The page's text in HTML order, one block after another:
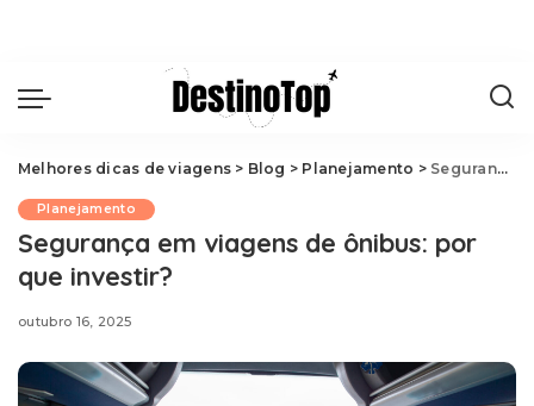
Melhores dicas de viagens > Blog > Planejamento > Segurança em viagens de ônibus: por que investir?
Planejamento
Segurança em viagens de ônibus: por
que investir?
outubro 16, 2025